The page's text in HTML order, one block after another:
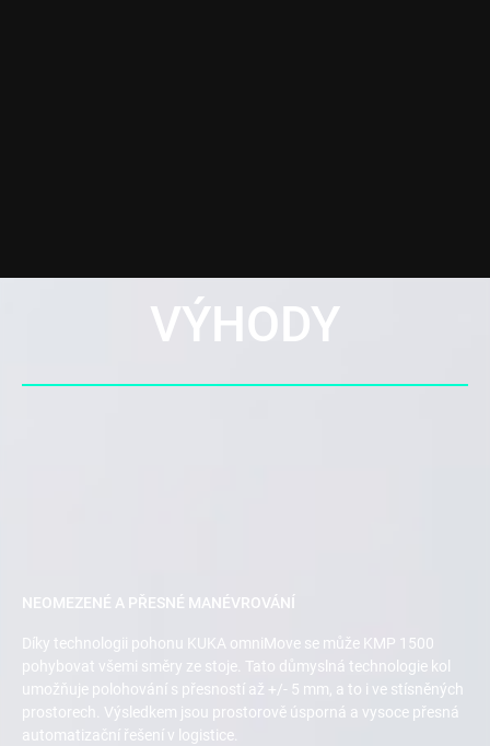
VÝHODY
NEOMEZENÉ A PŘESNÉ MANÉVROVÁNÍ
Díky technologii pohonu KUKA omniMove se může KMP 1500
pohybovat všemi směry ze stoje. Tato důmyslná technologie kol
umožňuje polohování s přesností až +/- 5 mm, a to i ve stísněných
prostorech. Výsledkem jsou prostorově úsporná a vysoce přesná
automatizační řešení v logistice.